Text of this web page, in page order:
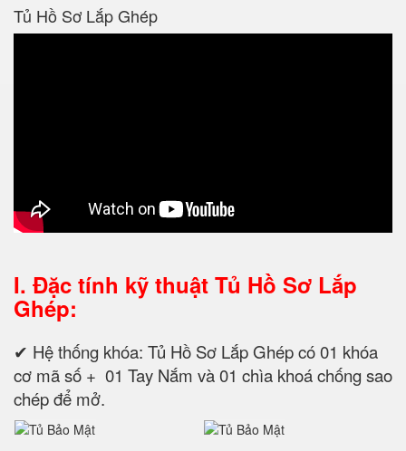
Tủ Hồ Sơ Lắp Ghép
I. Đặc tính kỹ thuật Tủ Hồ Sơ Lắp
Ghép:
✔ Hệ thống khóa: Tủ Hồ Sơ Lắp Ghép có 01 khóa
cơ mã số + 01 Tay Nắm và 01 chìa khoá chống sao
chép để mở.